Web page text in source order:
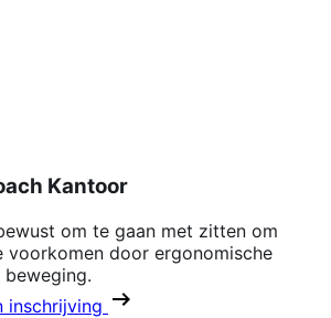
Kantoor
om te gaan met zitten om
voorkomen door ergonomische
inschrijving